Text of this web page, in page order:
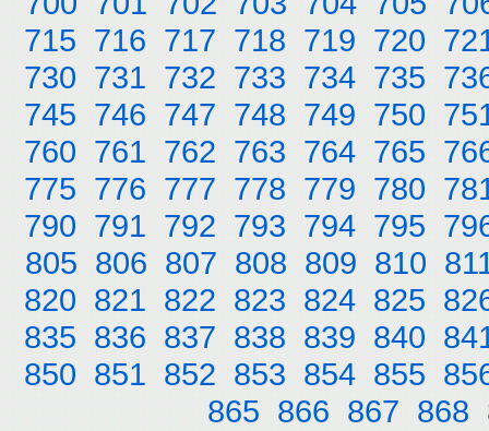
715 716 717 718 719 720
730 731 732 733 734 735
745 746 747 748 749 750
760 761 762 763 764 765
775 776 777 778 779 780
790 791 792 793 794 795
805 806 807 808 809 810
820 821 822 823 824 825
835 836 837 838 839 840
850 851 852 853 854 855
865 866 867 868